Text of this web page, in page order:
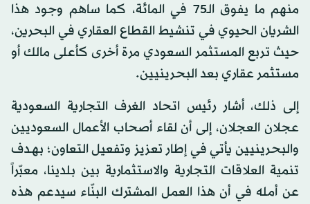
منهم ما يفوق الـ75 في المائة، كما ساهم وجود هذا
الشريان الحيوي في تنشيط القطاع العقاري في البحرين،
حيث تربع المستثمر السعودي مرة أخرى كأعلى مالك أو
مستثمر عقاري بعد البحرينيين.
إلى ذلك، أشار رئيس اتحاد الغرف التجارية السعودية
عجلان العجلان، إلى أن لقاء أصحاب الأعمال السعوديين
والبحرينيين يأتي في إطار تعزيز وتفعيل التعاون؛ بهـدف
تنمية العلاقات التجارية والاستثمارية بين بلدينا، معبّراً
عن أمله في أن هذا العمل المشترك البنّاء سيدعم هذه